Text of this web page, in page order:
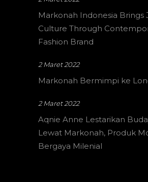
Markonah Indonesia Brings
Culture Through
Fashion Brand
2 Maret 2022
Markonah Bermimpi ke
2 Maret 2022
Aqnie Anne Lestarikan
Lewat Markonah, Produk
Bergaya Milenial